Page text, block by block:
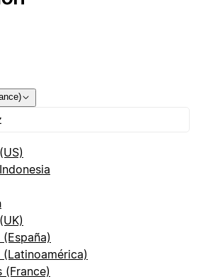
(Latinoamérica)
(France)